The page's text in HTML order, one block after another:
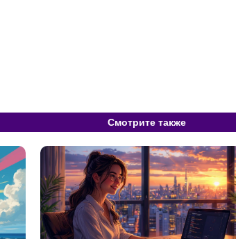
Смотрите также